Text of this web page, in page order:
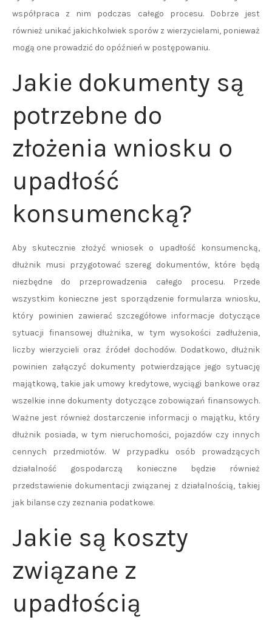
współpraca z nim podczas całego procesu. Dobrze jest
również unikać jakichkolwiek sporów z wierzycielami, ponieważ
mogą one prowadzić do opóźnień w postępowaniu.
Jakie dokumenty są
potrzebne do
złożenia wniosku o
upadłość
konsumencką?
Aby skutecznie złożyć wniosek o upadłość konsumencką,
dłużnik musi przygotować szereg dokumentów, które będą
niezbędne do przeprowadzenia całego procesu. Przede
wszystkim konieczne jest sporządzenie formularza wniosku,
który powinien zawierać szczegółowe informacje dotyczące
sytuacji finansowej dłużnika, w tym wysokości zadłużenia,
liczby wierzycieli oraz źródeł dochodów. Dodatkowo, dłużnik
powinien załączyć dokumenty potwierdzające jego sytuację
majątkową, takie jak umowy kredytowe, wyciągi bankowe oraz
wszelkie inne dokumenty dotyczące zobowiązań finansowych.
Ważne jest również dostarczenie informacji o majątku, który
dłużnik posiada, w tym nieruchomości, pojazdów czy innych
cennych przedmiotów. W przypadku osób prowadzących
działalność gospodarczą konieczne będzie również
przedstawienie dokumentacji związanej z działalnością, takiej
jak bilanse czy zeznania podatkowe.
Jakie są koszty
związane z
upadłością